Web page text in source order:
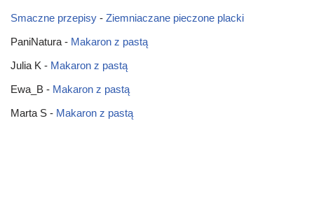
Smaczne przepisy - Ziemniaczane pieczone placki
PaniNatura - Makaron z pastą
Julia K - Makaron z pastą
Ewa_B - Makaron z pastą
Marta S - Makaron z pastą